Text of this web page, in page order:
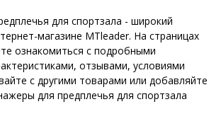
для спортзала - широкий
магазине MTleader. На страницах
ознакомиться с подробными
отзывами, условиями
с другими товарами или добавляйте
для предплечья для спортзала